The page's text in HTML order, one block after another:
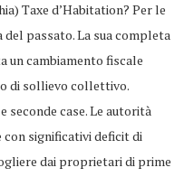
Taxe d’Habitation? Per le
passato. La sua completa
un cambiamento fiscale
di sollievo collettivo.
case. Le autorità
significativi deficit di
dai proprietari di prime